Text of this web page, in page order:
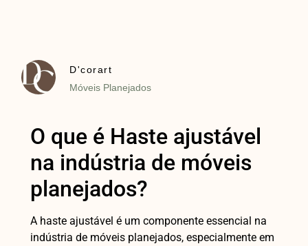
D'corart
Móveis Planejados
O que é Haste ajustável
na indústria de móveis
planejados?
A haste ajustável é um componente essencial na
indústria de móveis planejados, especialmente em